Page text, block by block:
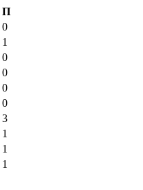
П
0
1
0
0
0
0
3
1
1
1